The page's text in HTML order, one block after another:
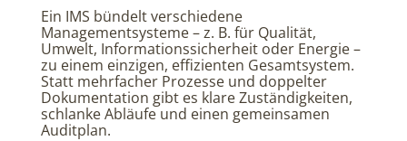
Ein IMS bündelt verschiedene
Managementsysteme – z. B. für Qualität,
Umwelt, Informationssicherheit oder Energie –
zu einem einzigen, effizienten Gesamtsystem.
Statt mehrfacher Prozesse und doppelter
Dokumentation gibt es klare Zuständigkeiten,
schlanke Abläufe und einen gemeinsamen
Auditplan.